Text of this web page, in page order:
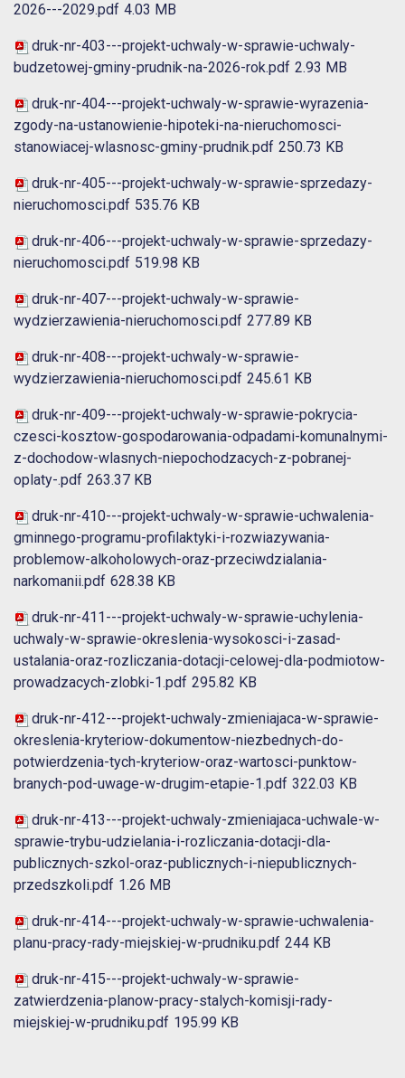
2026---2029.pdf 4.03 MB
druk-nr-403---projekt-uchwaly-w-sprawie-uchwaly-
budzetowej-gminy-prudnik-na-2026-rok.pdf 2.93 MB
druk-nr-404---projekt-uchwaly-w-sprawie-wyrazenia-
zgody-na-ustanowienie-hipoteki-na-nieruchomosci-
stanowiacej-wlasnosc-gminy-prudnik.pdf 250.73 KB
druk-nr-405---projekt-uchwaly-w-sprawie-sprzedazy-
nieruchomosci.pdf 535.76 KB
druk-nr-406---projekt-uchwaly-w-sprawie-sprzedazy-
nieruchomosci.pdf 519.98 KB
druk-nr-407---projekt-uchwaly-w-sprawie-
wydzierzawienia-nieruchomosci.pdf 277.89 KB
druk-nr-408---projekt-uchwaly-w-sprawie-
wydzierzawienia-nieruchomosci.pdf 245.61 KB
druk-nr-409---projekt-uchwaly-w-sprawie-pokrycia-
czesci-kosztow-gospodarowania-odpadami-komunalnymi-
z-dochodow-wlasnych-niepochodzacych-z-pobranej-
oplaty-.pdf 263.37 KB
druk-nr-410---projekt-uchwaly-w-sprawie-uchwalenia-
gminnego-programu-profilaktyki-i-rozwiazywania-
problemow-alkoholowych-oraz-przeciwdzialania-
narkomanii.pdf 628.38 KB
druk-nr-411---projekt-uchwaly-w-sprawie-uchylenia-
uchwaly-w-sprawie-okreslenia-wysokosci-i-zasad-
ustalania-oraz-rozliczania-dotacji-celowej-dla-podmiotow-
prowadzacych-zlobki-1.pdf 295.82 KB
druk-nr-412---projekt-uchwaly-zmieniajaca-w-sprawie-
okreslenia-kryteriow-dokumentow-niezbednych-do-
potwierdzenia-tych-kryteriow-oraz-wartosci-punktow-
branych-pod-uwage-w-drugim-etapie-1.pdf 322.03 KB
druk-nr-413---projekt-uchwaly-zmieniajaca-uchwale-w-
sprawie-trybu-udzielania-i-rozliczania-dotacji-dla-
publicznych-szkol-oraz-publicznych-i-niepublicznych-
przedszkoli.pdf 1.26 MB
druk-nr-414---projekt-uchwaly-w-sprawie-uchwalenia-
planu-pracy-rady-miejskiej-w-prudniku.pdf 244 KB
druk-nr-415---projekt-uchwaly-w-sprawie-
zatwierdzenia-planow-pracy-stalych-komisji-rady-
miejskiej-w-prudniku.pdf 195.99 KB